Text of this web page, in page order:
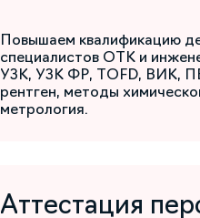
Повышаем квалификацию
специалистов ОТК и
УЗК, УЗК ФР, TOFD, ВИК,
рентген, методы
метрология.
Аттестация